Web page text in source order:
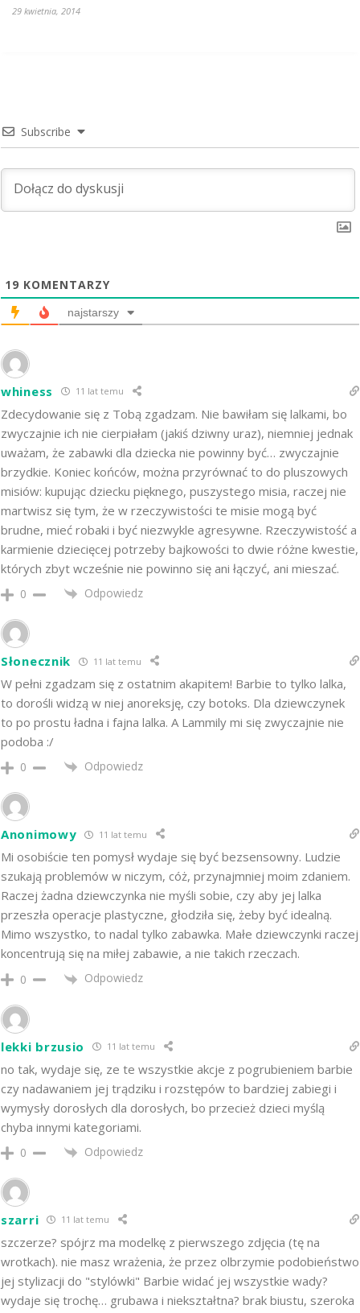
29 kwietnia, 2014
Subscribe
19 KOMENTARZY
najstarszy
whiness 11 lat temu
Zdecydowanie się z Tobą zgadzam. Nie bawiłam się lalkami, bo
zwyczajnie ich nie cierpiałam (jakiś dziwny uraz), niemniej jednak
uważam, że zabawki dla dziecka nie powinny być… zwyczajnie
brzydkie. Koniec końców, można przyrównać to do pluszowych
misiów: kupując dziecku pięknego, puszystego misia, raczej nie
martwisz się tym, że w rzeczywistości te misie mogą być
brudne, mieć robaki i być niezwykle agresywne. Rzeczywistość a
karmienie dziecięcej potrzeby bajkowości to dwie różne kwestie,
których zbyt wcześnie nie powinno się ani łączyć, ani mieszać.
0 Odpowiedz
Słonecznik 11 lat temu
W pełni zgadzam się z ostatnim akapitem! Barbie to tylko lalka,
to dorośli widzą w niej anoreksję, czy botoks. Dla dziewczynek
to po prostu ładna i fajna lalka. A Lammily mi się zwyczajnie nie
podoba :/
0 Odpowiedz
Anonimowy 11 lat temu
Mi osobiście ten pomysł wydaje się być bezsensowny. Ludzie
szukają problemów w niczym, cóż, przynajmniej moim zdaniem.
Raczej żadna dziewczynka nie myśli sobie, czy aby jej lalka
przeszła operacje plastyczne, głodziła się, żeby być idealną.
Mimo wszystko, to nadal tylko zabawka. Małe dziewczynki raczej
koncentrują się na miłej zabawie, a nie takich rzeczach.
0 Odpowiedz
lekki brzusio 11 lat temu
no tak, wydaje się, ze te wszystkie akcje z pogrubieniem barbie
czy nadawaniem jej trądziku i rozstępów to bardziej zabiegi i
wymysły dorosłych dla dorosłych, bo przecież dzieci myślą
chyba innymi kategoriami.
0 Odpowiedz
szarri 11 lat temu
szczerze? spójrz ma modelkę z pierwszego zdjęcia (tę na
wrotkach). nie masz wrażenia, że przez olbrzymie podobieństwo
jej stylizacji do "stylówki" Barbie widać jej wszystkie wady?
wydaje się trochę… grubawa i niekształtna? brak biustu, szeroka